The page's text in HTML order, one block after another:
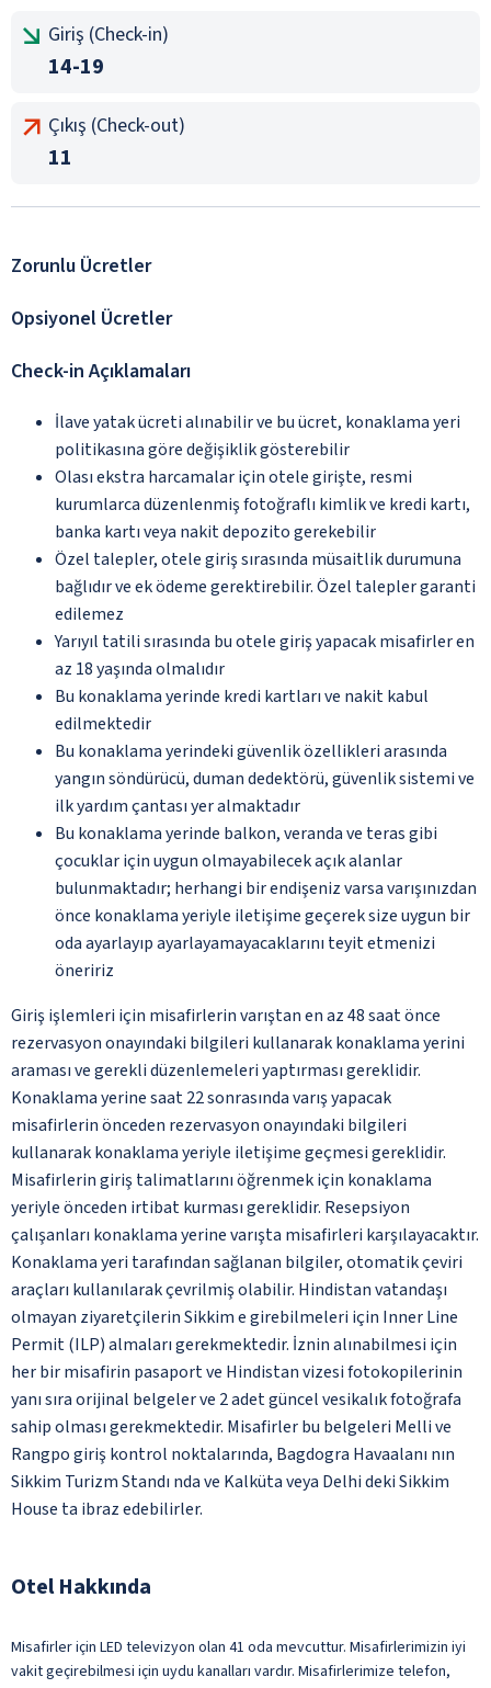
Giriş (Check-in)
14-19
Çıkış (Check-out)
11
Zorunlu Ücretler
Opsiyonel Ücretler
Check-in Açıklamaları
İlave yatak ücreti alınabilir ve bu ücret, konaklama yeri
politikasına göre değişiklik gösterebilir
Olası ekstra harcamalar için otele girişte, resmi
kurumlarca düzenlenmiş fotoğraflı kimlik ve kredi kartı,
banka kartı veya nakit depozito gerekebilir
Özel talepler, otele giriş sırasında müsaitlik durumuna
bağlıdır ve ek ödeme gerektirebilir. Özel talepler garanti
edilemez
Yarıyıl tatili sırasında bu otele giriş yapacak misafirler en
az 18 yaşında olmalıdır
Bu konaklama yerinde kredi kartları ve nakit kabul
edilmektedir
Bu konaklama yerindeki güvenlik özellikleri arasında
yangın söndürücü, duman dedektörü, güvenlik sistemi ve
ilk yardım çantası yer almaktadır
Bu konaklama yerinde balkon, veranda ve teras gibi
çocuklar için uygun olmayabilecek açık alanlar
bulunmaktadır; herhangi bir endişeniz varsa varışınızdan
önce konaklama yeriyle iletişime geçerek size uygun bir
oda ayarlayıp ayarlayamayacaklarını teyit etmenizi
öneririz
Giriş işlemleri için misafirlerin varıştan en az 48 saat önce
rezervasyon onayındaki bilgileri kullanarak konaklama yerini
araması ve gerekli düzenlemeleri yaptırması gereklidir.
Konaklama yerine saat 22 sonrasında varış yapacak
misafirlerin önceden rezervasyon onayındaki bilgileri
kullanarak konaklama yeriyle iletişime geçmesi gereklidir.
Misafirlerin giriş talimatlarını öğrenmek için konaklama
yeriyle önceden irtibat kurması gereklidir. Resepsiyon
çalışanları konaklama yerine varışta misafirleri karşılayacaktır.
Konaklama yeri tarafından sağlanan bilgiler, otomatik çeviri
araçları kullanılarak çevrilmiş olabilir. Hindistan vatandaşı
olmayan ziyaretçilerin Sikkim e girebilmeleri için Inner Line
Permit (ILP) almaları gerekmektedir. İznin alınabilmesi için
her bir misafirin pasaport ve Hindistan vizesi fotokopilerinin
yanı sıra orijinal belgeler ve 2 adet güncel vesikalık fotoğrafa
sahip olması gerekmektedir. Misafirler bu belgeleri Melli ve
Rangpo giriş kontrol noktalarında, Bagdogra Havaalanı nın
Sikkim Turizm Standı nda ve Kalküta veya Delhi deki Sikkim
House ta ibraz edebilirler.
Otel Hakkında
Misafirler için LED televizyon olan 41 oda mevcuttur. Misafirlerimizin iyi
vakit geçirebilmesi için uydu kanalları vardır. Misafirlerimize telefon,